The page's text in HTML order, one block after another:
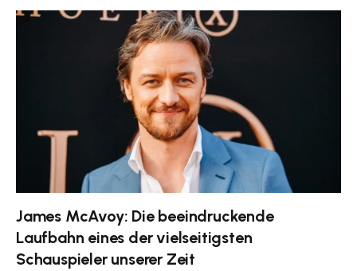
James McAvoy: Die beeindruckende
Laufbahn eines der vielseitigsten
Schauspieler unserer Zeit